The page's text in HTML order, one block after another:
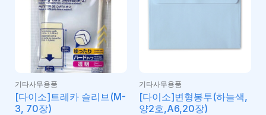
기타사무용품
[다이소]트레카 슬리브(M-
3, 70장)
기타사무용품
[다이소]변형봉투(하늘색,
양2호,A6,20장)